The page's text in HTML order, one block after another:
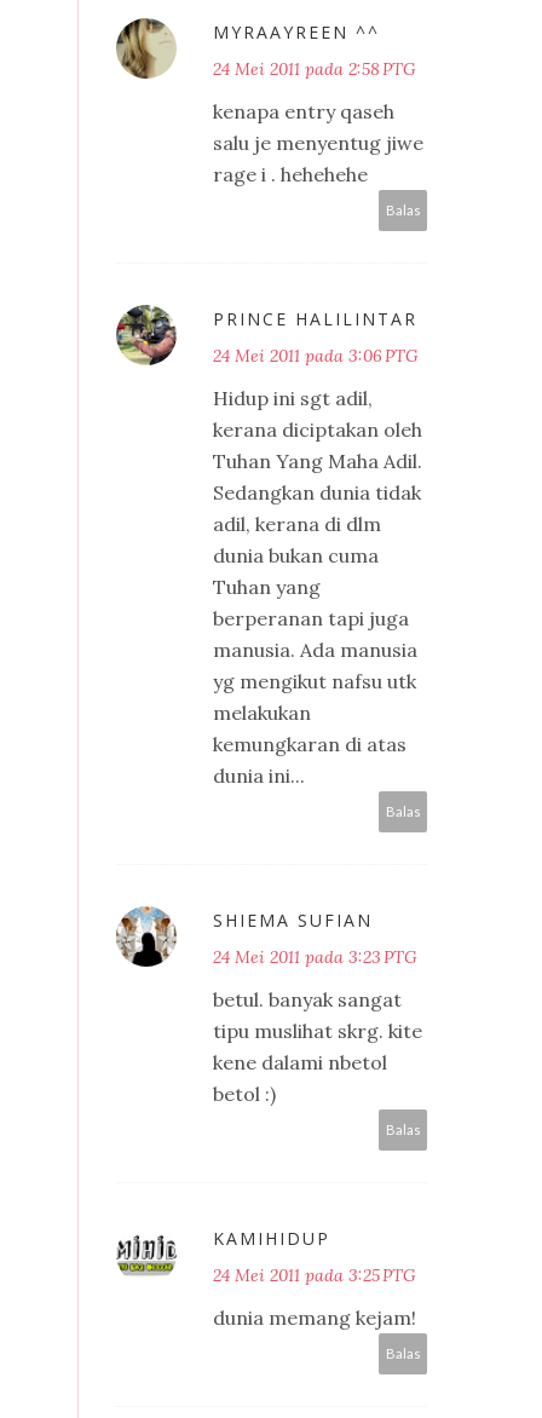
MYRAAYREEN ^^
24 Mei 2011 pada 2:58 PTG
kenapa entry qaseh
salu je menyentug jiwe
rage i . hehehehe
Balas
PRINCE HALILINTAR
24 Mei 2011 pada 3:06 PTG
Hidup ini sgt adil,
kerana diciptakan oleh
Tuhan Yang Maha Adil.
Sedangkan dunia tidak
adil, kerana di dlm
dunia bukan cuma
Tuhan yang
berperanan tapi juga
manusia. Ada manusia
yg mengikut nafsu utk
melakukan
kemungkaran di atas
dunia ini...
Balas
SHIEMA SUFIAN
24 Mei 2011 pada 3:23 PTG
betul. banyak sangat
tipu muslihat skrg. kite
kene dalami nbetol
betol :)
Balas
KAMIHIDUP
24 Mei 2011 pada 3:25 PTG
dunia memang kejam!
Balas